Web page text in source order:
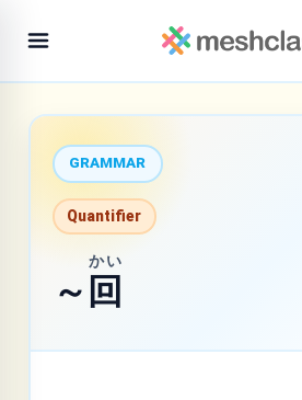
GRAMMAR
Quantifier
～ 回
かい